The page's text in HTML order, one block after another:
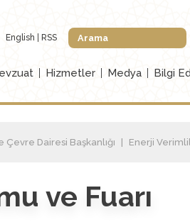
English RSS
Hizmetler Medya Bilgi
Dairesi Başkanlığı Enerji
ve Fuarı